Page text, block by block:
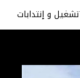
تشغيل و إنتدابات